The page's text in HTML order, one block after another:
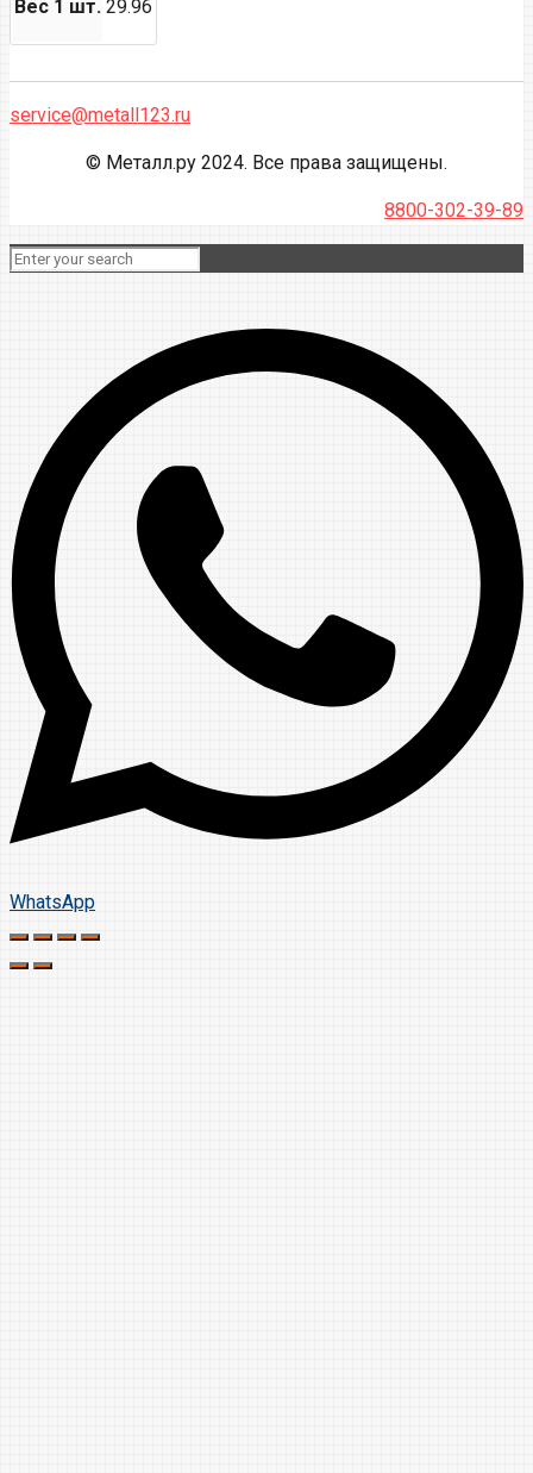
Вес 1 шт. 29.96
service@metall123.ru
© Металл.ру 2024. Все права защищены.
8800-302-39-89
WhatsApp